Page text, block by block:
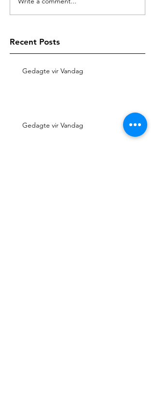
Recent Posts
Gedagte vir Vandag
Gedagte vir Vandag